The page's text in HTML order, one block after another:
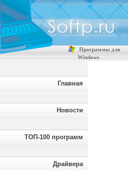
Программы для
Windows
Главная
Новости
ТОП-100 программ
Драйвера